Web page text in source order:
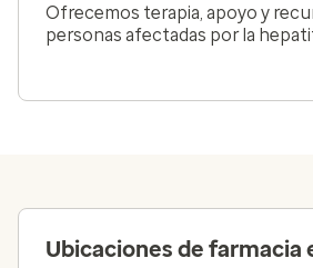
Ofrecemos terapia, apoyo y
personas afectadas por la
Ubicaciones de farmacia